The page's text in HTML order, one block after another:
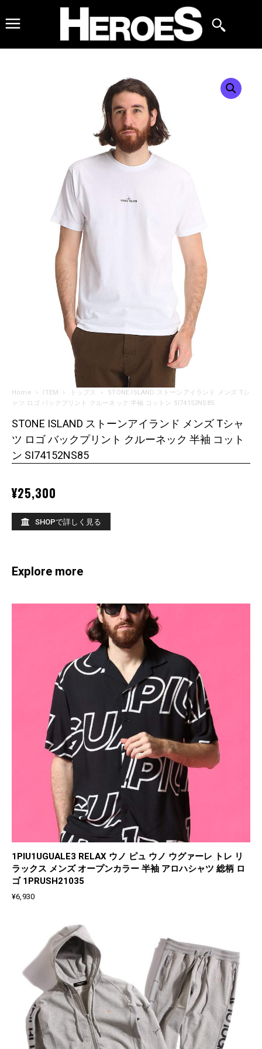
Home ITEM トップス
STONE ISLAND ストーンアイランド メンズ Tシ
ャツ ロゴ バックプリント クルーネック 半袖 コットン SI74152NS85
STONE ISLAND ストーンアイランド メンズ Tシャ
ツ ロゴ バックプリント クルーネック 半袖 コット
ン SI74152NS85
¥25,300
SHOPで詳しく見る
Explore more
1PIU1UGUALE3 RELAX ウノ ピュ ウノ ウグァーレ トレ リ
ラックス メンズ オープンカラー 半袖 アロハシャツ 総柄 ロ
ゴ 1PRUSH21035
¥6,930